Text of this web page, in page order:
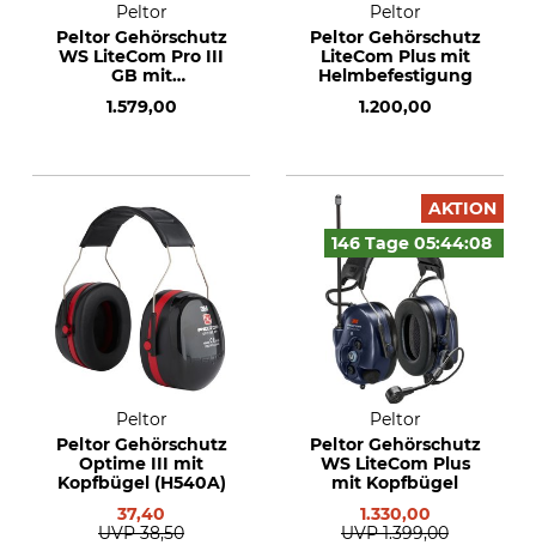
Peltor
Peltor Gehörschutz
WS LiteCom Pro III
GB mit
1.579,00
Peltor
Peltor Gehörschutz
LiteCom Plus mit
Helmbefestigung
1.200,00
Peltor
Peltor Gehörschutz
Optime III mit
Kopfbügel (H540A)
37,40
UVP 38,50
AKTION
146 Tage 05:44:07
Peltor
Peltor Gehörschutz
WS LiteCom Plus
mit Kopfbügel
1.330,00
UVP 1.399,00